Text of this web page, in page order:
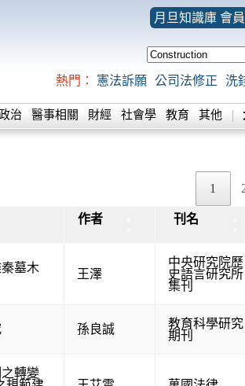
月旦知識庫 會
熱門： 憲法訴願 公司法修正 洗
治 醫事相關 財經 社會學 教育 其他
1
作者 刊名
墓木
王澤
中央研究院歷
史語言研究所
集刊
孫良誠
教育科學研究
期刊
轉變